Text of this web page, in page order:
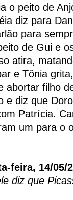
o peito de
diz para
para
de Gui e
atira,
e Tônia
abortar filho
e diz que
Patrícia.
um para o
feira, 14/05/
diz que